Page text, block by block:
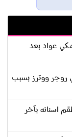
مكي عواد بعد
روجر ووترز بسبب
اسنانه بآخر